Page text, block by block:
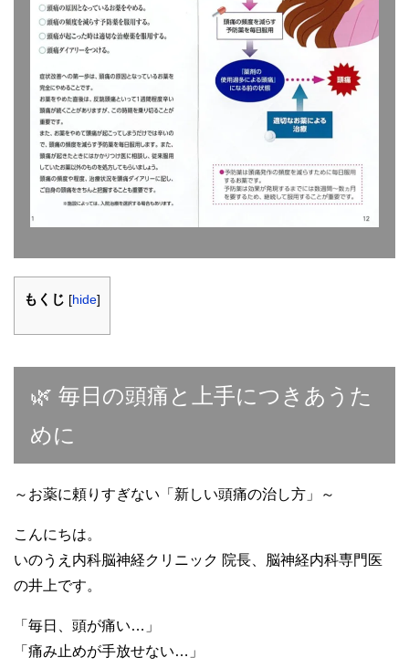
もくじ [hide]
🌿 毎日の頭痛と上手につきあうた
めに
～お薬に頼りすぎない「新しい頭痛の治し方」～
こんにちは。
いのうえ内科脳神経クリニック 院長、脳神経内科専門医
の井上です。
「毎日、頭が痛い…」
「痛み止めが手放せない…」